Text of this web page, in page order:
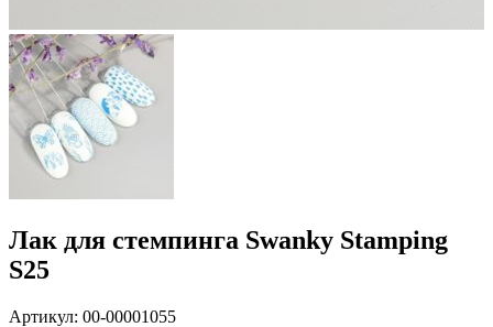
Лак для стемпинга Swanky Stamping
S25
Артикул: 00-00001055